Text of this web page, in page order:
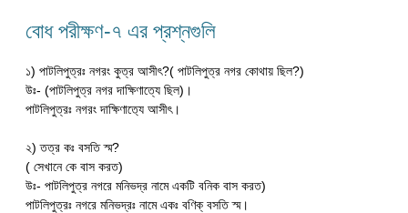
বোধ পরীক্ষণ-৭ এর প্রশ্নগুলি
১) পাটলিপুত্রঃ নগরং কুত্র আসীৎ?( পাটলিপুত্র নগর কোথায় ছিল?)
উঃ- (পাটলিপুত্র নগর দাক্ষিণাত্যে ছিল)।
পাটলিপুত্রঃ নগরং দাক্ষিণাত‍্যে আসীৎ।
২) তত্র কঃ বসতি স্ম?
( সেখানে কে বাস করত)
উঃ- পাটলিপুত্র নগরে মনিভদ্র নামে একটি বনিক বাস করত)
পাটলিপুত্রঃ নগরে মনিভদ্রঃ নামে একঃ বণিক্ বসতি স্ম।